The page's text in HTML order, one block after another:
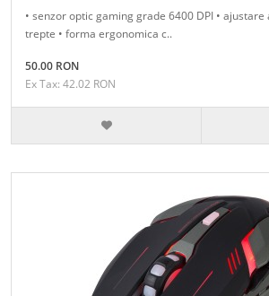
• senzor optic gaming grade 6400 DPI •
trepte • forma ergonomica c..
50.00 RON
Ex Tax: 42.02 RON